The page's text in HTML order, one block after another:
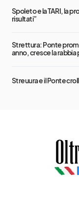
Spoleto e la TARI, la
risultati”
Strettura: Ponte
anno, cresce la rabbia
Streuura e il